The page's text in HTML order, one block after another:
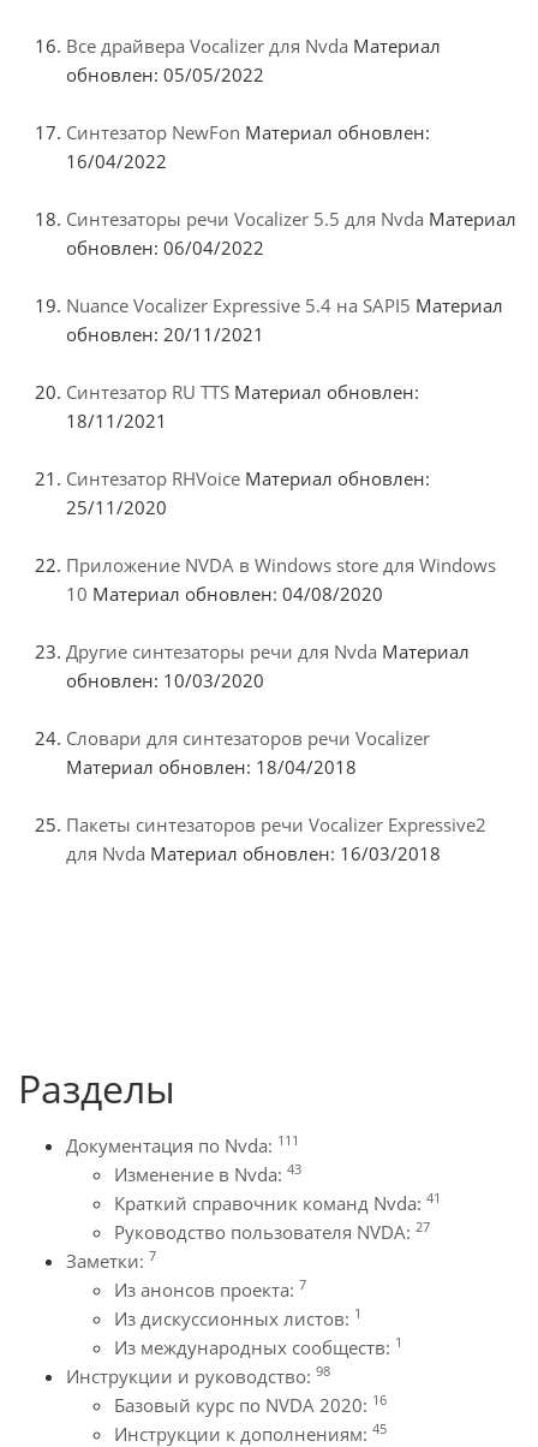
Все драйвера Vocalizer для Nvda Материал
обновлен: 05/05/2022
Синтезатор NewFon Материал обновлен:
16/04/2022
Синтезаторы речи Vocalizer 5.5 для Nvda Материал
обновлен: 06/04/2022
Nuance Vocalizer Expressive 5.4 на SAPI5 Материал
обновлен: 20/11/2021
Синтезатор RU TTS Материал обновлен:
18/11/2021
Синтезатор RHVoice Материал обновлен:
25/11/2020
Приложение NVDA в Windows store для Windows
10 Материал обновлен: 04/08/2020
Другие синтезаторы речи для Nvda Материал
обновлен: 10/03/2020
Словари для синтезаторов речи Vocalizer
Материал обновлен: 18/04/2018
Пакеты синтезаторов речи Vocalizer Expressive2
для Nvda Материал обновлен: 16/03/2018
Разделы
Документация по Nvda: 111
Изменение в Nvda: 43
Краткий справочник команд Nvda: 41
Руководство пользователя NVDA: 27
Заметки: 7
Из анонсов проекта: 7
Из дискуссионных листов: 1
Из международных сообществ: 1
Инструкции и руководство: 98
Базовый курс по NVDA 2020: 16
Инструкции к дополнениям: 45